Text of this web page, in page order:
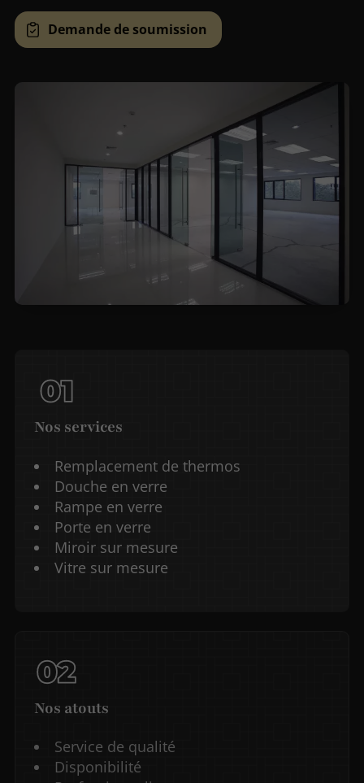
Demande de soumission
Nos services
Remplacement de thermos
Douche en verre
Rampe en verre
Porte en verre
Miroir sur mesure
Vitre sur mesure
Nos atouts
Service de qualité
Disponibilité